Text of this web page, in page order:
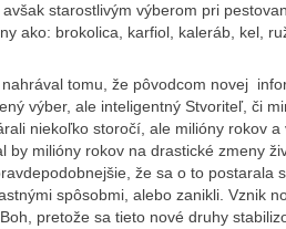
starostlivým výberom pri
ako: brokolica, karfiol, kaleráb, kel,
tomu, že pôvodcom novej
výber, ale inteligentný Stvoriteľ, či
niekoľko storočí, ale milióny rokov
by milióny rokov na drastické zmeny
že sa o to postarala
spôsobmi, alebo zanikli. Vznik
pretože sa tieto nové druhy